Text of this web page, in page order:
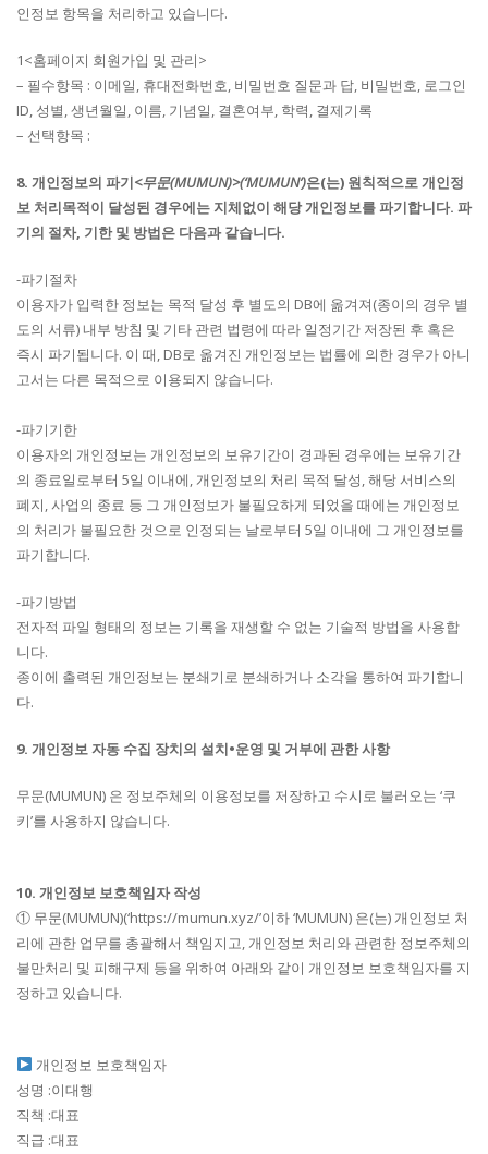
인정보 항목을 처리하고 있습니다.
1<홈페이지 회원가입 및 관리>
– 필수항목 : 이메일, 휴대전화번호, 비밀번호 질문과 답, 비밀번호, 로그인
ID, 성별, 생년월일, 이름, 기념일, 결혼여부, 학력, 결제기록
– 선택항목 :
8. 개인정보의 파기<무문(MUMUN)>(‘MUMUN’)은(는) 원칙적으로 개인정
보 처리목적이 달성된 경우에는 지체없이 해당 개인정보를 파기합니다. 파
기의 절차, 기한 및 방법은 다음과 같습니다.
-파기절차
이용자가 입력한 정보는 목적 달성 후 별도의 DB에 옮겨져(종이의 경우 별
도의 서류) 내부 방침 및 기타 관련 법령에 따라 일정기간 저장된 후 혹은
즉시 파기됩니다. 이 때, DB로 옮겨진 개인정보는 법률에 의한 경우가 아니
고서는 다른 목적으로 이용되지 않습니다.
-파기기한
이용자의 개인정보는 개인정보의 보유기간이 경과된 경우에는 보유기간
의 종료일로부터 5일 이내에, 개인정보의 처리 목적 달성, 해당 서비스의
폐지, 사업의 종료 등 그 개인정보가 불필요하게 되었을 때에는 개인정보
의 처리가 불필요한 것으로 인정되는 날로부터 5일 이내에 그 개인정보를
파기합니다.
-파기방법
전자적 파일 형태의 정보는 기록을 재생할 수 없는 기술적 방법을 사용합
니다.
종이에 출력된 개인정보는 분쇄기로 분쇄하거나 소각을 통하여 파기합니
다.
9. 개인정보 자동 수집 장치의 설치•운영 및 거부에 관한 사항
무문(MUMUN) 은 정보주체의 이용정보를 저장하고 수시로 불러오는 ‘쿠
키’를 사용하지 않습니다.
10. 개인정보 보호책임자 작성
① 무문(MUMUN)(‘https://mumun.xyz/’이하 ‘MUMUN) 은(는) 개인정보 처
리에 관한 업무를 총괄해서 책임지고, 개인정보 처리와 관련한 정보주체의
불만처리 및 피해구제 등을 위하여 아래와 같이 개인정보 보호책임자를 지
정하고 있습니다.
개인정보 보호책임자
성명 :이대행
직책 :대표
직급 :대표